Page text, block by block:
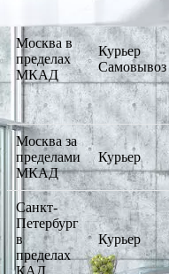
Москва в
пределах
МКАД
Курьер
Самовывоз
Москва за
пределами
МКАД
Курьер
Санкт-
Петербург
в
пределах
КАД
Курьер